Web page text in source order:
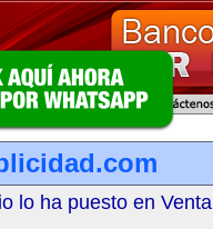
lo ha puesto en Venta